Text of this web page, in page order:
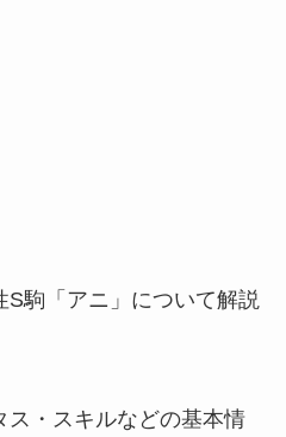
駒「アニ」について解説
ス・スキルなどの基本情